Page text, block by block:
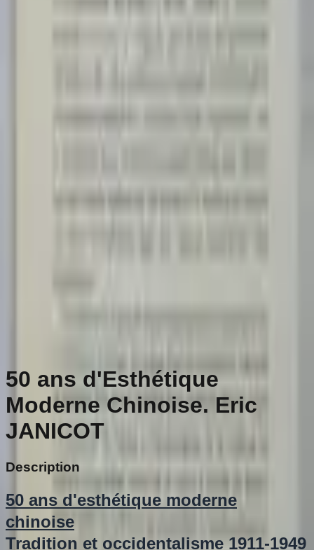
50 ans d'Esthétique
Moderne Chinoise. Eric
JANICOT
Description
50 ans d'esthétique moderne
chinoise
Tradition et occidentalisme 1911-1949